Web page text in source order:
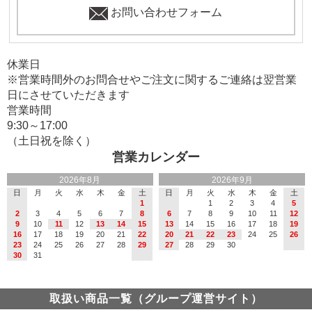
お問い合わせフォーム
営業カレンダー
2026年8月
日 月 火 水 木 金
土
1
2
3 4 5 6 7
8
9
10 11 12 13 14
15
16
17 18 19 20 21
22
23
24 25 26 27 28
29
30
31
2026年9月
日 月 火 水 木 金
土
1
2 3 4
5
6
7 8 9 10 11
12
13
14 15 16 17 18
19
20
21 22 23 24 25
26
27
28 29 30
休業日
※営業時間外のお問合せやご注文に関するご連絡は翌営業
日にさせていただきます
営業時間
9:30～17:00
（土日祝を除く）
取扱い商品一覧（グループ運営サイト）